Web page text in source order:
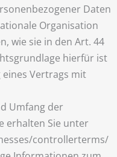
Daten
Organisation
wie sie in den Art. 44
hierfür ist
Vertrags mit
Umfang der
erhalten Sie unter
controllerterms/